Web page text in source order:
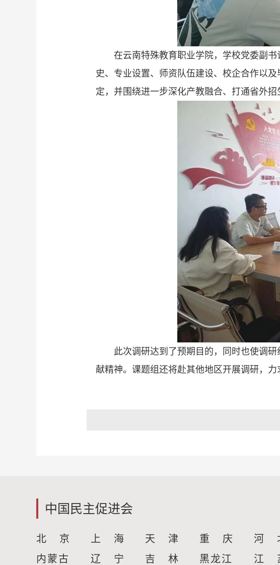
在云南特殊教育职业学院，学校党委副
史、专业设置、师资队伍建设、校企合作以
定，并围绕进一步深化产教融合、打通省外招
此次调研达到了预期目的，同时也使调
献精神。课题组还将赴其他地区开展调研，
中国民主促进会
北 京 上 海 天 津 重 庆 河
内蒙古
辽 宁 吉 林 黑龙江 江